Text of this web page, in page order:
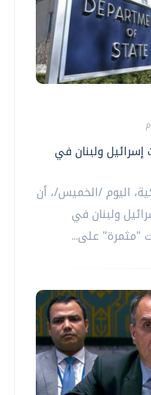
إسرائيل ولبنان في
اليوم /الخميس/، أن
ولبنان في
"مثمرة" على...